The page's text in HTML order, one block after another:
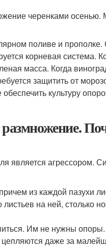
поливе и
корневая система.
масса. Когда
защитить от
культуру
является агрессором.
из каждой пазухи
на ней, столько
Им не нужны
даже за